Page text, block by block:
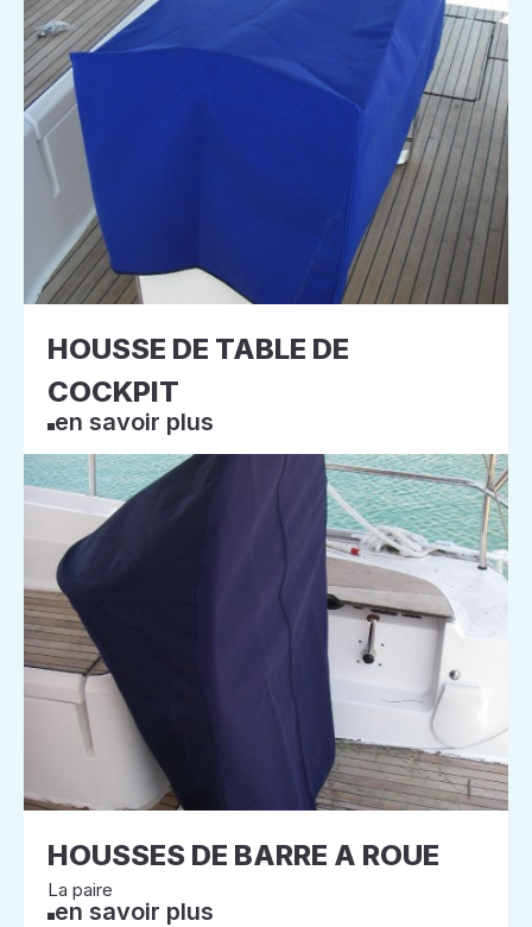
HOUSSE DE TABLE DE
COCKPIT
en savoir plus
HOUSSES DE BARRE A ROUE
La paire
en savoir plus